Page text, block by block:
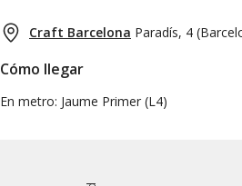
Craft Barcelona Paradís, 4 (
Cómo llegar
En metro: Jaume Primer (L4)